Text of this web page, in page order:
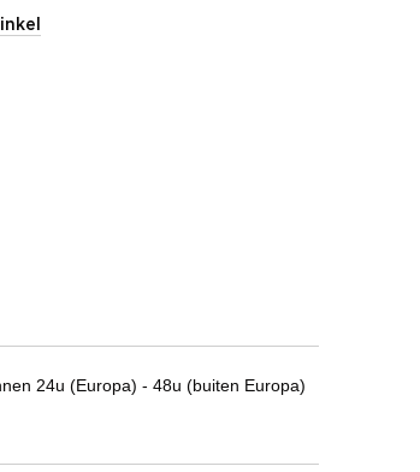
24u (Europa) - 48u (buiten Europa)